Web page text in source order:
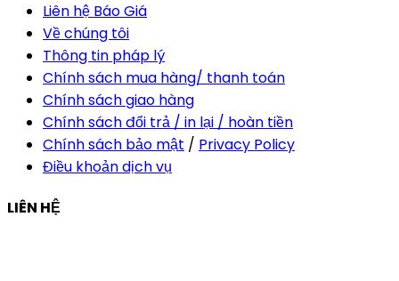
Liên hệ Báo Giá
Về chúng tôi
Thông tin pháp lý
Chính sách mua hàng/ thanh toán
Chính sách giao hàng
Chính sách đổi trả / in lại / hoàn tiền
Chính sách bảo mật / Privacy Policy
Điều khoản dịch vụ
LIÊN HỆ